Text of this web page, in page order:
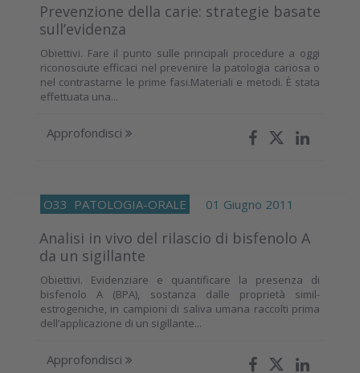
Prevenzione della carie: strategie basate
sull’evidenza
Obiettivi. Fare il punto sulle principali procedure a oggi
riconosciute efficaci nel prevenire la patologia cariosa o
nel contrastarne le prime fasi.Materiali e metodi. È stata
effettuata una...
Approfondisci
O33 PATOLOGIA-ORALE 01 Giugno 2011
Analisi in vivo del rilascio di bisfenolo A
da un sigillante
Obiettivi. Evidenziare e quantificare la presenza di
bisfenolo A (BPA), sostanza dalle proprietà simil-
estrogeniche, in campioni di saliva umana raccolti prima
dell’applicazione di un sigillante...
Approfondisci